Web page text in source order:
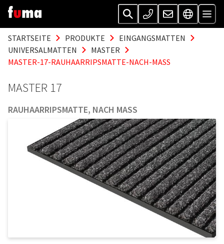
STARTSEITE PRODUKTE
EINGANGSMATTEN
UNIVERSALMATTEN
MASTER
MASTER-17-RAUHAARRIPSMATTE-NACH-MASS
MASTER 17
RAUHAARRIPSMATTE, NACH MASS